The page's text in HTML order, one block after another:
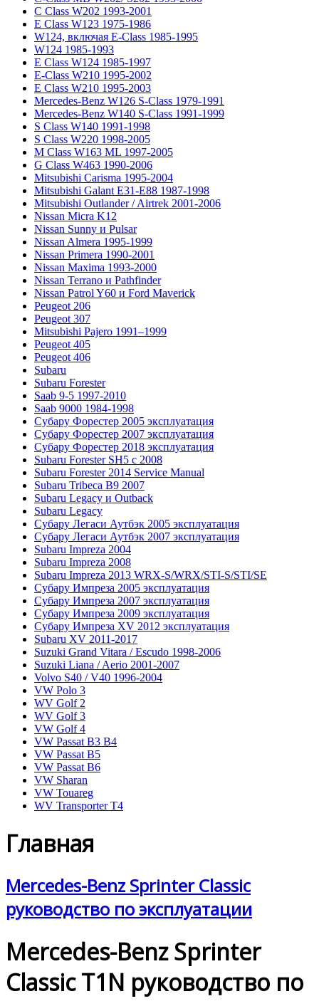
C Class W202 1993-2001
E Class W123 1975-1986
W124, включая E-Class 1985-1995
W124 1985-1993
E Class W124 1985-1997
E-Class W210 1995-2002
E Class W210 1995-2003
Mercedes-Benz W126 S-Class 1979-1991
Mercedes-Benz W140 S-Class 1991-1999
S Class W140 1991-1998
S Class W220 1998-2005
M Class W163 ML 1997-2005
G Class W463 1990-2006
Mitsubishi Carisma 1995-2004
Mitsubishi Galant E31-E88 1987-1998
Mitsubishi Outlander / Airtrek 2001-2006
Nissan Micra K12
Nissan Sunny и Pulsar
Nissan Almera 1995-1999
Nissan Primera 1990-2001
Nissan Maxima 1993-2000
Nissan Terrano и Pathfinder
Nissan Patrol Y60 и Ford Maverick
Peugeot 206
Peugeot 307
Mitsubishi Pajero 1991–1999
Peugeot 405
Peugeot 406
Subaru
Subaru Forester
Saab 9-5 1997-2010
Saab 9000 1984-1998
Субару Форестер 2005 эксплуатация
Субару Форестер 2007 эксплуатация
Субару Форестер 2018 эксплуатация
Subaru Forester SH5 с 2008
Subaru Forester 2014 Service Manual
Subaru Tribeca В9 2007
Subaru Legacy и Outback
Subaru Legacy
Субару Легаси Аутбэк 2005 эксплуатация
Субару Легаси Аутбэк 2007 эксплуатация
Subaru Impreza 2004
Subaru Impreza 2008
Subaru Impreza 2013 WRX-S/WRX/STI-S/STI/SE
Субару Импреза 2005 эксплуатация
Субару Импреза 2007 эксплуатация
Субару Импреза 2009 эксплуатация
Субару Импреза XV 2012 эксплуатация
Subaru XV 2011-2017
Suzuki Grand Vitara / Escudo 1998-2006
Suzuki Liana / Aerio 2001-2007
Volvo S40 / V40 1996-2004
VW Polo 3
WV Golf 2
WV Golf 3
VW Golf 4
VW Passat B3 B4
VW Passat B5
VW Passat B6
VW Sharan
VW Touareg
WV Transporter T4
Главная
Mercedes-Benz Sprinter Classic
руководство по эксплуатации
Mercedes-Benz Sprinter
Classic T1N руководство по